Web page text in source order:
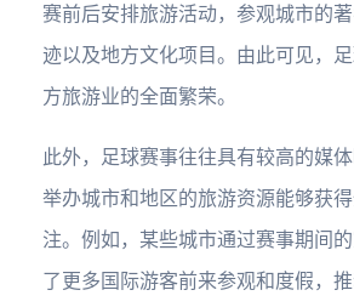
赛前后安排旅游活动，参观城市的
迹以及地方文化项目。由此可见，
方旅游业的全面繁荣。
此外，足球赛事往往具有较高的媒
举办城市和地区的旅游资源能够获
注。例如，某些城市通过赛事期间的
了更多国际游客前来参观和度假，